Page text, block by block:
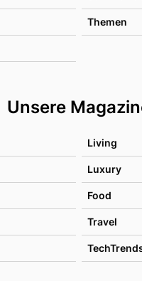
Themen
Unsere
Living
Luxury
Food
Travel